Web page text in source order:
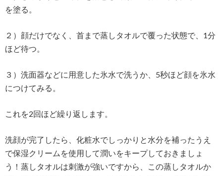
を塗る。
２）顔だけでなく、首まで蒸しタオルで覆った状態で、1分
ほど待つ。
３）洗面器などに用意した氷水で洗うか、5秒ほど顔を氷水
につけてみる。
これを2回ほど繰り返します。
洗顔が完了したら、化粧水でしっかりと水分を補ったうえ
で保湿クリームを使用して潤いをキープしておきましょ
う！蒸しタオルは刺激が強いですから、この蒸しタオルか